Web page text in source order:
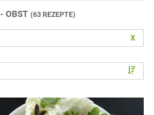
OBST (63 REZEPTE)
X